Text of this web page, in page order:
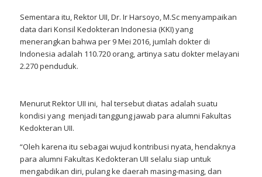
Sementara itu, Rektor UII, Dr. Ir Harsoyo, M.Sc menyampaikan
data dari Konsil Kedokteran Indonesia (KKI) yang
menerangkan bahwa per 9 Mei 2016, jumlah dokter di
Indonesia adalah 110.720 orang, artinya satu dokter melayani
2.270 penduduk.
Menurut Rektor UII ini, hal tersebut diatas adalah suatu
kondisi yang menjadi tanggung jawab para alumni Fakultas
Kedokteran UII.
“Oleh karena itu sebagai wujud kontribusi nyata, hendaknya
para alumni Fakultas Kedokteran UII selalu siap untuk
mengabdikan diri, pulang ke daerah masing-masing, dan